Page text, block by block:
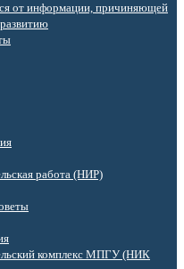
от информации, причиняющей
работа (НИР)
комплекс МПГУ (НИК